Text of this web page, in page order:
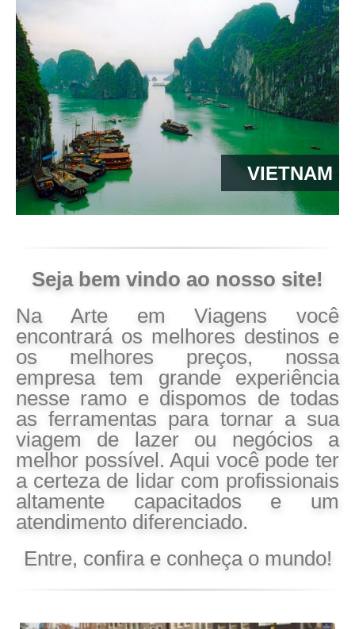
VIETNAM
Seja bem vindo ao nosso site!
Na Arte em Viagens você
encontrará os melhores destinos e
os melhores preços, nossa
empresa tem grande experiência
nesse ramo e dispomos de todas
as ferramentas para tornar a sua
viagem de lazer ou negócios a
melhor possível. Aqui você pode ter
a certeza de lidar com profissionais
altamente capacitados e um
atendimento diferenciado.
Entre, confira e conheça o mundo!